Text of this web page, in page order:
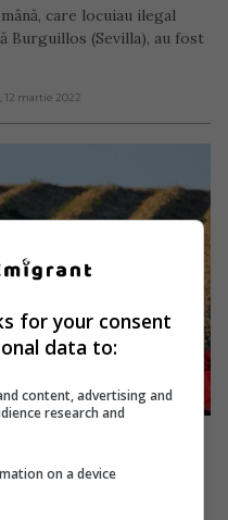
care locuiau ilegal
Burguillos (Sevilla), au fost
12 martie 2022
în Spania de
Acuzații
ani de
for your consent
data to:
content, advertising and
research and
on a device